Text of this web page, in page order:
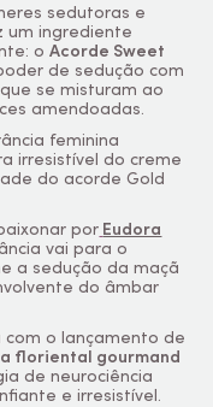
sedutoras e
um ingrediente
oAcorde Sweet
de sedução com
se misturam ao
amendoadas.
feminina
irresistível do creme
do acorde Gold
por Eudora
vai para o
a sedução da maçã
do âmbar
o lançamento de
floriental gourmand
de neurociência
e irresistível.